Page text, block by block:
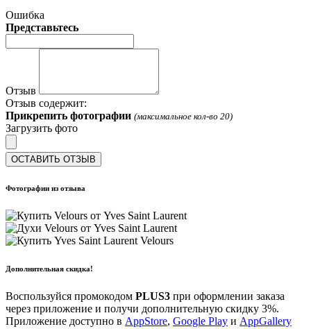
Ошибка
Представьтесь
Отзыв
Отзыв содержит:
Прикрепить фотографии (максимальное кол-во 20)
Загрузить фото
ОСТАВИТЬ ОТЗЫВ
Фотографии из отзыва
Дополнительная скидка!
Воспользуйся промокодом PLUS3 при оформлении заказа
через приложение и получи дополнительную скидку 3%.
Приложение доступно в AppStore, Google Play и AppGallery